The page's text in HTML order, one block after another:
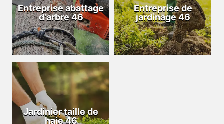
Entreprise abattage
d'arbre 46
Entreprise de
jardinage 46
Jardinier taille de
haie 46